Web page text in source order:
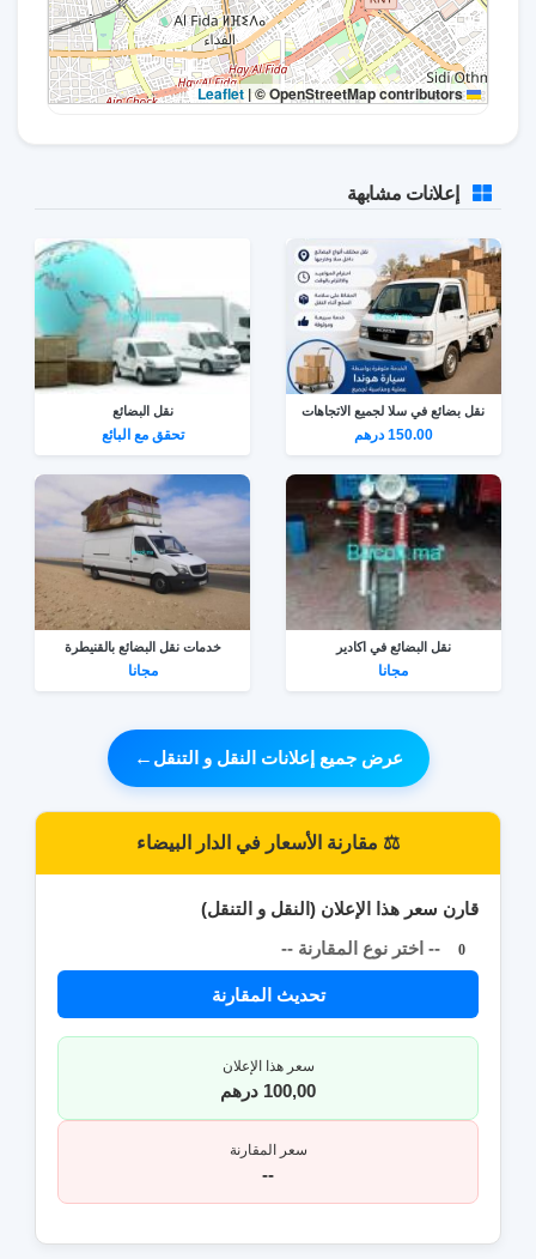
Leaflet
|© OpenStreetMap contributors
إعلانات مشابهة
نقل بضائع في سلا لجميع الاتجاهات
150.00 درهم
نقل البضائع
تحقق مع البائع
نقل البضائع في اكادير
مجانا
خدمات نقل البضائع بالقنيطرة
مجانا
عرض جميع إعلانات النقل و التنقل ←
⚖️ مقارنة الأسعار في الدار البيضاء
قارن سعر هذا الإعلان (النقل و التنقل)
-- اختر نوع المقارنة --
0
تحديث المقارنة
سعر هذا الإعلان
100,00 درهم
سعر المقارنة
--